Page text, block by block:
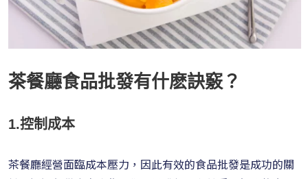
茶餐廳食品批發有什麽訣竅？
1.控制成本
茶餐廳經營面臨成本壓力，因此有效的食品批發是成功的關